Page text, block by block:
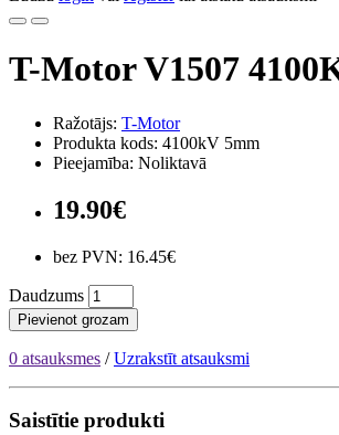
T-Motor V1507
Ražotājs: T-Motor
Produkta kods: 4100kV 5mm
Pieejamība: Noliktavā
19.90€
bez PVN: 16.45€
Daudzums
Pievienot grozam
0 atsauksmes /Uzrakstīt atsauksmi
Saistītie produkti